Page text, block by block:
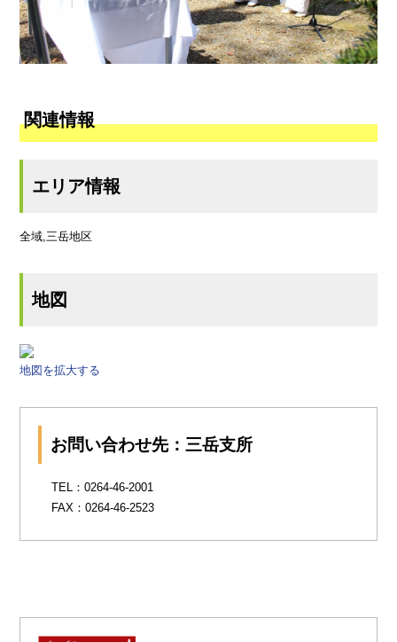
関連情報
エリア情報
全域,三岳地区
地図
地図を拡大する
お問い合わせ先：三岳支所
TEL：0264-46-2001
FAX：0264-46-2523